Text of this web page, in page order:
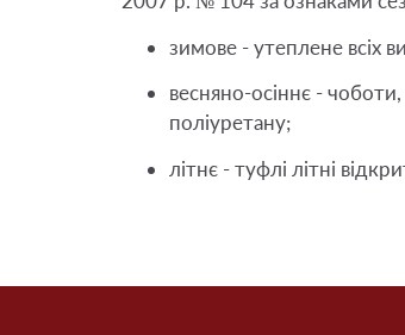
зимове - утеплене всіх
весняно-осіннє -
поліуретану;
літнє - туфлі літні